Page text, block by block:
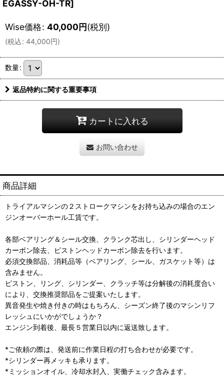
EGASSY-OH-TR]
Wise価格: 40,000円(税別)
(税込: 44,000円)
数量:
返品特約に関する重要事項
カートに入れる
お問い合わせ
商品詳細
トライアルマシンの２ストロークマシンをお持ち込みの場合のエン
ジンオーバーホール工賃です。
各部ベアリング＆シール交換、クランク芯出し、シリンダーヘッド
カーボン除去、ピストンヘッドカーボン除去を行います。
必須交換部品、消耗品等（ベアリング、シール、ガスケット等）は
含みません。
ピストン、リング、シリンダー、クラッチ等は分解後の消耗度合い
により、交換推奨部品をご提案いたします。
異音発生や焼き付きの時はもちろん、シーズン終了後のマシンリフ
レッシュにいかがでしょうか？
エンジン到着後、最長５営業日以内に返送致します。
*ご依頼の際は、発送前に作業日程の打ち合わせが必要です。
*シリンダー再メッキも承ります。
*ミッションオイル、冷却水封入、実働チェック含みます。